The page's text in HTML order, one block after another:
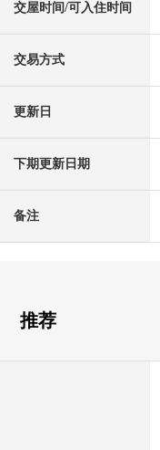
交屋时间/可入住时间
交易方式
更新日
下期更新日期
备注
推荐